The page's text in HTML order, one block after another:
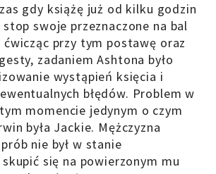
gdy książę już od kilku godzin
swoje przeznaczone na bal
przy tym postawę oraz
zadaniem Ashtona było
wystąpień księcia i
błędów. Problem w
momencie jedynym o czym
była Jackie. Mężczyzna
nie był w stanie
się na powierzonym mu